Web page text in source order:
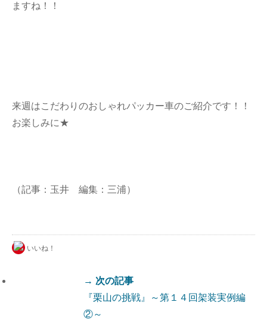
ますね！！
来週はこだわりのおしゃれパッカー車のご紹介です！！
お楽しみに★
（記事：玉井 編集：三浦）
いいね！
→ 次の記事
『栗山の挑戦』～第１４回架装実例編
②～